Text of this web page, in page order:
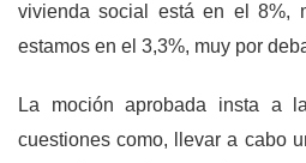
vivienda social está en el 8%,
estamos en el 3,3%, muy por
La moción aprobada insta a
cuestiones como, llevar a cabo